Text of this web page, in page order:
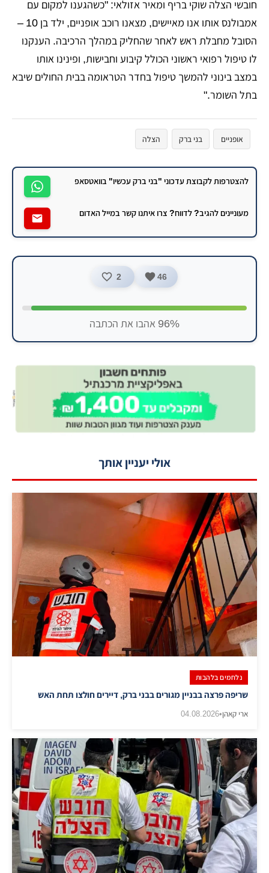
חובשי הצלה שוקי בריף ומאיר אזולאי: "כשהגענו למקום עם
אמבולנס אותו אנו מאיישים, מצאנו רוכב אופניים, ילד בן 10 –
הסובל מחבלת ראש לאחר שהחליק במהלך הרכיבה. הענקנו
לו טיפול רפואי ראשוני הכולל קיבוע וחבישות, ופינינו אותו
במצב בינוני להמשך טיפול בחדר הטראומה בבית החולים שיבא
בתל השומר."
אופניים בני ברק הצלה
להצטרפות לקבוצת עדכוני "בני ברק עכשיו" בוואטסאפ
מעוניינים להגיב? לדווח? צרו איתנו קשר במייל האדום
46
2
96% אהבו את הכתבה
אולי יעניין אותך
נלחמים בלהבות
שריפה פרצה בבניין מגורים בבני ברק, דיירים חולצו תחת האש
ארי קאהן•
04.08.2026